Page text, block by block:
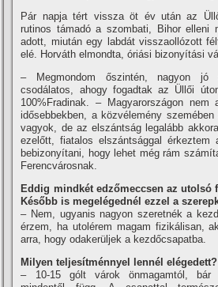
Pár napja tért vissza öt év után az
rutinos támadó a szombati, Bihor elleni
adott, miután egy labdát visszaollózott
elé. Horváth elmondta, óriási bizonyí­tási
– Megmondom őszintén, nagyon jó
csodálatos, ahogy fogadtak az Üllői
100%Fradinak. – Magyarországon
idősebbekben, a közvélemény
vagyok, de az elszántság legalább
ezelőtt, fiatalos elszántsággal érkeztem
bebizonyí­tani, hogy lehet még rám
Ferencvárosnak.
Eddig mindkét edzőmeccsen az utolsó
Később is megelégednél ezzel a
– Nem, ugyanis nagyon szeretnék a
érzem, ha utolérem magam fizikálisan,
arra, hogy odakerüljek a kezdőcsapatba.
Milyen teljesí­tménnyel lennél elégedett?
– 10-15 gólt várok önmagamtól, bár